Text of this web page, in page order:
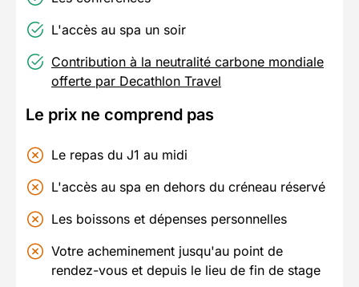
L'accès au spa un soir
Contribution à la neutralité carbone mondiale
offerte par Decathlon Travel
Le prix ne comprend pas
Le repas du J1 au midi
L'accès au spa en dehors du créneau réservé
Les boissons et dépenses personnelles
Votre acheminement jusqu'au point de
rendez-vous et depuis le lieu de fin de stage